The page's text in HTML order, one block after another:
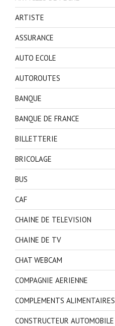
ARTISTE
ASSURANCE
AUTO ECOLE
AUTOROUTES
BANQUE
BANQUE DE FRANCE
BILLETTERIE
BRICOLAGE
BUS
CAF
CHAINE DE TELEVISION
CHAINE DE TV
CHAT WEBCAM
COMPAGNIE AERIENNE
COMPLEMENTS ALIMENTAIRES
CONSTRUCTEUR AUTOMOBILE